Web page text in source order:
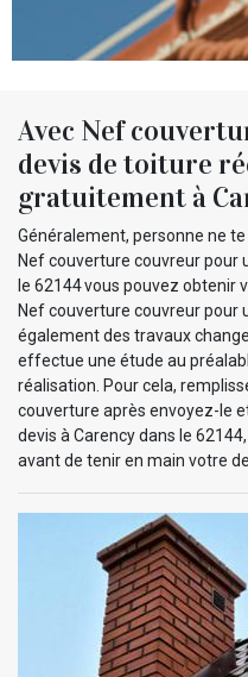
Avec Nef
devis de toiture
gratuitement à
Généralement, personne ne
Nef couverture couvreur pour
le 62144 vous pouvez obtenir
Nef couverture couvreur pour
également des travaux
effectue une étude au
réalisation. Pour cela,
couverture après envoyez-le
devis à Carency dans le
avant de tenir en main votre